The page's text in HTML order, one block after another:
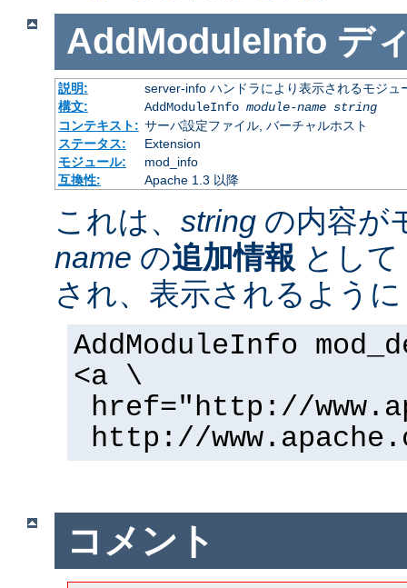
AddModuleInfo デ
説明:
server-info ハンドラにより表示されるモジ
構文:
AddModuleInfo module-name string
コンテキスト: サーバ設定ファイル, バーチャルホスト
ステータス:
Extension
モジュール:
mod_info
互換性:
Apache 1.3 以降
これは、 string の内容が
name の追加情報 とし
され、表示されるよう
AddModuleInfo
<a \
href="http://
http://
コメント